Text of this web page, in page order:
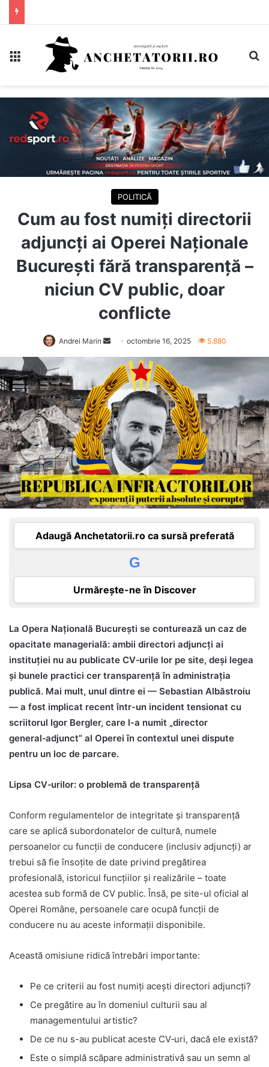
POLITICĂ
Cum au fost numiți directorii
adjuncți ai Operei Naționale
București fără transparență –
niciun CV public, doar
conflicte
Andrei Marin
Send
an
email
octombrie 16, 2025 5.880
Adaugă Anchetatorii.ro ca sursă preferată
G
Urmărește-ne în Discover
La Opera Națională București se conturează un caz de
opacitate managerială: ambii directori adjuncți ai
instituției nu au publicate CV‑urile lor pe site, deși legea
și bunele practici cer transparență în administrația
publică. Mai mult, unul dintre ei — Sebastian Albăstroiu
— a fost implicat recent într-un incident tensionat cu
scriitorul Igor Bergler, care l-a numit „director
general‑adjunct” al Operei în contextul unei dispute
pentru un loc de parcare.
Lipsa CV‑urilor: o problemă de transparență
Conform regulamentelor de integritate și transparență
care se aplică subordonatelor de cultură, numele
persoanelor cu funcții de conducere (inclusiv adjuncți) ar
trebui să fie însoțite de date privind pregătirea
profesională, istoricul funcțiilor și realizările – toate
acestea sub formă de CV public. Însă, pe site-ul oficial al
Operei Române, persoanele care ocupă funcții de
conducere nu au aceste informații disponibile.
Această omisiune ridică întrebări importante:
Pe ce criterii au fost numiți acești directori adjuncți?
Ce pregătire au în domeniul culturii sau al
managementului artistic?
De ce nu s-au publicat aceste CV‑uri, dacă ele există?
Este o simplă scăpare administra­tivă sau un semn al